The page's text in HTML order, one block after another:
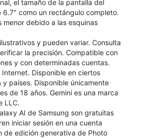
el tamaño de la pantalla del
6.7" como un rectángulo completo.
menor debido a las esquinas
y pueden variar. Consulta
la precisión. Compatible con
y con determinadas cuentas.
Internet. Disponible en ciertos
países. Disponible únicamente
de 18 años. Gemini es una marca
LLC.
AI de Samsung son gratuitas
iniciar sesión en una cuenta
de edición generativa de Photo